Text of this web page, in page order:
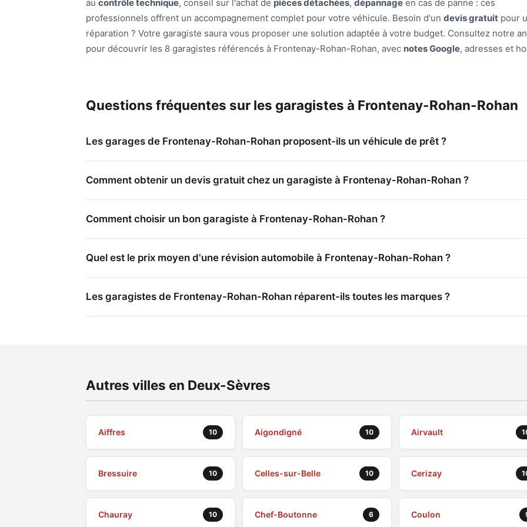
au contrôle technique, conseil sur l'achat de pièces détachées, dépannage en cas de panne : ces
professionnels offrent un accompagnement complet pour votre véhicule. Besoin d'un devis gratuit pour
réparation ? Votre garagiste saura vous proposer une solution adaptée à votre budget. Consultez notre
pour découvrir les 8 garagistes référencés à Frontenay-Rohan-Rohan, avec notes Google, adresses et
Questions fréquentes sur les garagistes à Frontenay-Rohan-Rohan
Les garages de Frontenay-Rohan-Rohan proposent-ils un véhicule de prêt ?
Comment obtenir un devis gratuit chez un garagiste à Frontenay-Rohan-Rohan ?
Comment choisir un bon garagiste à Frontenay-Rohan-Rohan ?
Quel est le prix moyen d'une révision automobile à Frontenay-Rohan-Rohan ?
Les garagistes de Frontenay-Rohan-Rohan réparent-ils toutes les marques ?
Autres villes en Deux-Sèvres
Aiffres 10 Aigondigné 10 Airvault
Bressuire 10 Celles-sur-Belle 10 Cerizay
Chauray 10 Chef-Boutonne 6 Coulon